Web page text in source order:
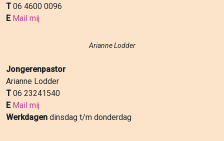
T06 4600 0096
E Mail mij
Arianne Lodder
Jongerenpastor
Arianne Lodder
T06 23241540
E Mail mij
Werkdagen dinsdag t/m donderdag